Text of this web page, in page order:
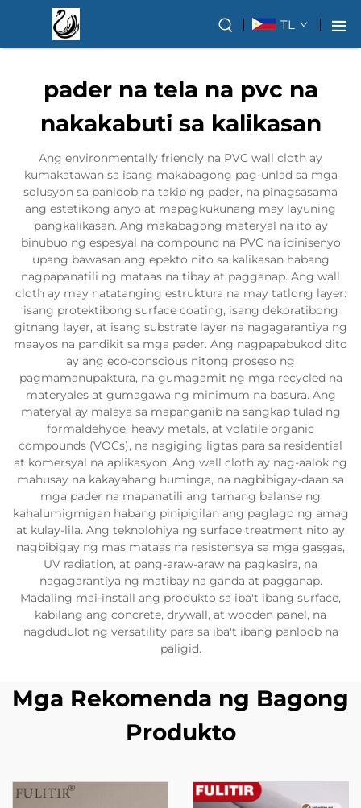
TL
pader na tela na pvc na
nakakabuti sa kalikasan
Ang environmentally friendly na PVC wall cloth ay
kumakatawan sa isang makabagong pag-unlad sa mga
solusyon sa panloob na takip ng pader, na pinagsasama
ang estetikong anyo at mapagkukunang may layuning
pangkalikasan. Ang makabagong materyal na ito ay
binubuo ng espesyal na compound na PVC na idinisenyo
upang bawasan ang epekto nito sa kalikasan habang
nagpapanatili ng mataas na tibay at pagganap. Ang wall
cloth ay may natatanging estruktura na may tatlong layer:
isang protektibong surface coating, isang dekoratibong
gitnang layer, at isang substrate layer na nagagarantiya ng
maayos na pandikit sa mga pader. Ang nagpapabukod dito
ay ang eco-conscious nitong proseso ng
pagmamanupaktura, na gumagamit ng mga recycled na
materyales at gumagawa ng minimum na basura. Ang
materyal ay malaya sa mapanganib na sangkap tulad ng
formaldehyde, heavy metals, at volatile organic
compounds (VOCs), na nagiging ligtas para sa residential
at komersyal na aplikasyon. Ang wall cloth ay nag-aalok ng
mahusay na kakayahang huminga, na nagbibigay-daan sa
mga pader na mapanatili ang tamang balanse ng
kahalumigmigan habang pinipigilan ang paglago ng amag
at kulay-lila. Ang teknolohiya ng surface treatment nito ay
nagbibigay ng mas mataas na resistensya sa mga gasgas,
UV radiation, at pang-araw-araw na pagkasira, na
nagagarantiya ng matibay na ganda at pagganap.
Madaling mai-install ang produkto sa iba't ibang surface,
kabilang ang concrete, drywall, at wooden panel, na
nagdudulot ng versatility para sa iba't ibang panloob na
paligid.
Mga Rekomenda ng Bagong
Produkto